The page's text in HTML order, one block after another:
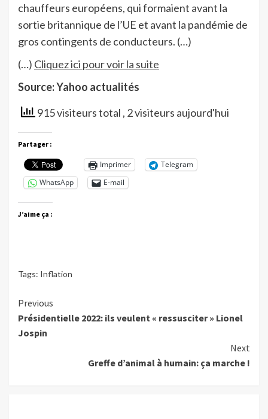
chauffeurs européens, qui formaient avant la
sortie britannique de l’UE et avant la pandémie de
gros contingents de conducteurs. (…)
(…) Cliquez ici pour voir la suite
Source: Yahoo actualités
915 visiteurs total , 2 visiteurs aujourd'hui
Partager :
Imprimer
Telegram
WhatsApp
E-mail
J’aime ça :
Tags: Inflation
Continue
Reading
Previous
Présidentielle 2022: ils veulent « ressusciter » Lionel
Jospin
Next
Greffe d’animal à humain: ça marche !